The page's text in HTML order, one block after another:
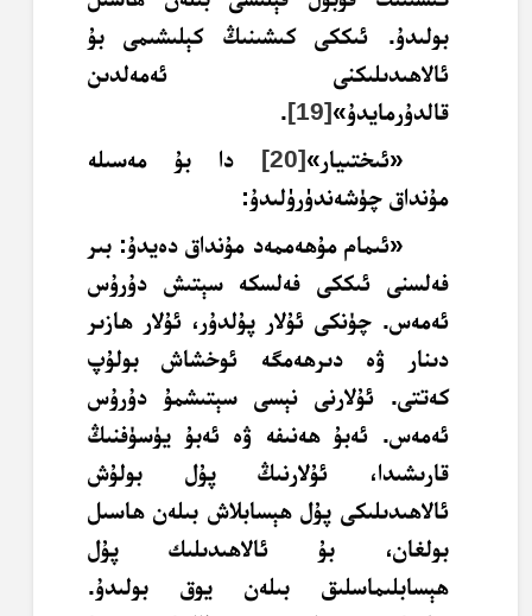
بولىدۇ. ئىككى كىشىنىڭ كېلىشىمى بۇ
ئالاھىدىلىكنى ئەمەلدىن
قالدۇرمايدۇ»[19]
.
«ئىختىيار»[20] دا بۇ مەسىلە
مۇنداق چۈشەندۈرۈلىدۇ:
«ئىمام مۇھەممەد مۇنداق دەيدۇ: بىر
فەلسنى ئىككى فەلسكە سېتىش دۇرۇس
ئەمەس. چۈنكى ئۇلار پۇلدۇر، ئۇلار ھازىر
دىنار ۋە دىرھەمگە ئوخشاش بولۇپ
كەتتى. ئۇلارنى نېسى سېتىشمۇ دۇرۇس
ئەمەس. ئەبۇ ھەنىفە ۋە ئەبۇ يۈسۈفنىڭ
قارىشىدا، ئۇلارنىڭ پۇل بولۇش
ئالاھىدىلىكى پۇل ھېسابلاش بىلەن ھاسىل
بولغان، بۇ ئالاھىدىلىك پۇل
ھېسابلىماسلىق بىلەن يوق بولىدۇ.